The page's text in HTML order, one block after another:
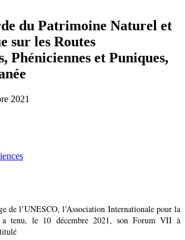
du Patrimoine Naturel et
sur les Routes
Phéniciennes et Puniques,
2021
de l’UNESCO, l’Association Internationale pour la
a tenu, le 10 décembre 2021, son Forum VII à